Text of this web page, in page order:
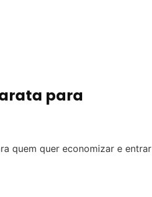
para
quem quer economizar e entrar